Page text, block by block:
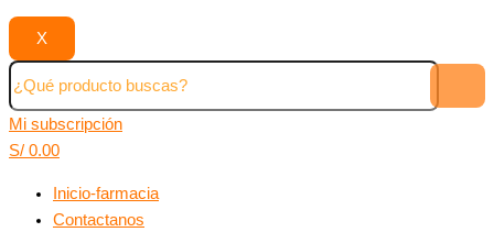
X
Mi subscripción
S/ 0.00
Inicio-farmacia
Contactanos